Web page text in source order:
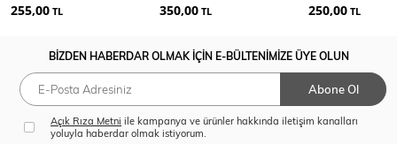
255,00 TL 350,00 TL 250,00 TL
BİZDEN HABERDAR OLMAK İÇİN E-BÜLTENİMİZE ÜYE OLUN
Abone Ol
Açık Rıza Metni ile kampanya ve ürünler hakkında iletişim kanalları
yoluyla haberdar olmak istiyorum.